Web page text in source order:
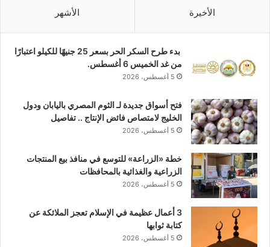
الأخيرة الأشهر
بدء طرح السكر الحر بسعر 25 جنيهًا للكيلو اعتبارًا
من غد الخميس 6 أغسطس.
5 أغسطس، 2026
فتح أسواق جديدة لـ الثوم المصري باليابان ودول
الخليج لامتصاص فائض الإنتاج .. تفاصيل
5 أغسطس، 2026
خطة «الزراعة» للتوسع في منافذ بيع المنتجات
الزراعية والغذائية بالمحافظات
5 أغسطس، 2026
3 أعمال عظيمة في الإسلام تعجز الملائكة عن
كتابة ثوابها
5 أغسطس، 2026